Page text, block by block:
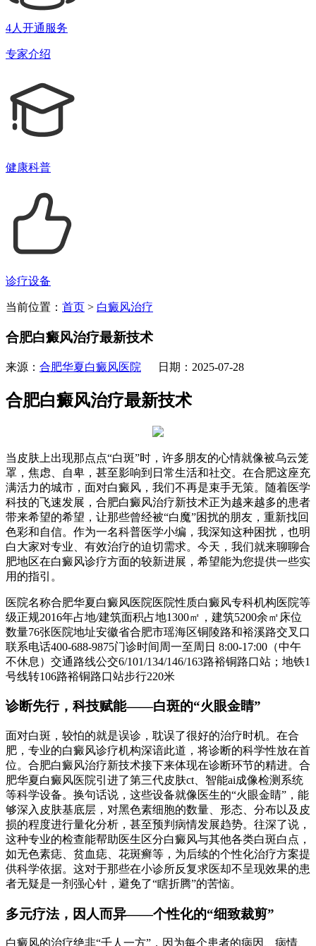
4人开通服务
专家介绍
健康科普
诊疗设备
当前位置： 首页 > 白癜风治疗
合肥白癜风治疗最新技术
来源： 合肥华夏白癜风医院 日期：2025-07-28
合肥白癜风治疗最新技术
当皮肤上出现那点点“白斑”时，许多朋友的心情就像被乌云笼
罩，焦虑、自卑，甚至影响到日常生活和社交。在合肥这座充
满活力的城市，面对白癜风，我们不再是束手无策。随着医学
科技的飞速发展，合肥白癜风治疗新技术正为越来越多的患者
带来希望的希望，让那些曾经被“白魔”困扰的朋友，重新找回
色彩和自信。作为一名科普医学小编，我深知这种困扰，也明
白大家对专业、有效治疗的迫切需求。今天，我们就来聊聊合
肥地区在白癜风诊疗方面的较新进展，希望能为您提供一些实
用的指引。
医院名称合肥华夏白癜风医院医院性质白癜风专科机构医院等
级正规2016年占地/建筑面积占地1300㎡，建筑5200余㎡床位
数量76张医院地址安徽省合肥市瑶海区铜陵路和裕溪路交叉口
联系电话400-688-9875门诊时间周一至周日 8:00-17:00（中午
不休息）交通路线公交6/101/134/146/163路裕铜路口站；地铁1
号线转106路裕铜路口站步行220米
诊断先行，科技赋能——白斑的“火眼金睛”
面对白斑，较怕的就是误诊，耽误了很好的治疗时机。在合
肥，专业的白癜风诊疗机构深谙此道，将诊断的科学性放在首
位。合肥白癜风治疗新技术接下来体现在诊断环节的精进。合
肥华夏白癜风医院引进了第三代皮肤ct、智能ai成像检测系统
等科学设备。换句话说，这些设备就像医生的“火眼金睛”，能
够深入皮肤基底层，对黑色素细胞的数量、形态、分布以及皮
损的程度进行量化分析，甚至预判病情发展趋势。往深了说，
这种专业的检查能帮助医生区分白癜风与其他各类白斑白点，
如无色素痣、贫血痣、花斑癣等，为后续的个性化治疗方案提
供科学依据。这对于那些在小诊所反复求医却不呈现效果的患
者无疑是一剂强心针，避免了“瞎折腾”的苦恼。
多元疗法，因人而异——个性化的“细致裁剪”
白癜风的治疗绝非“千人一方”，因为每个患者的病因、病情、